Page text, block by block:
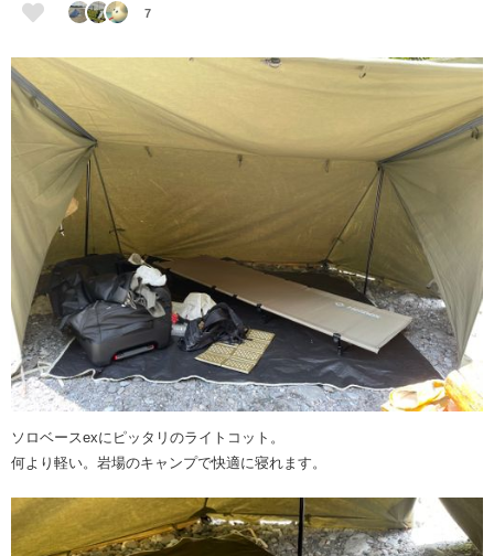
7
ソロベースexにピッタリのライトコット。
何より軽い。岩場のキャンプで快適に寝れます。